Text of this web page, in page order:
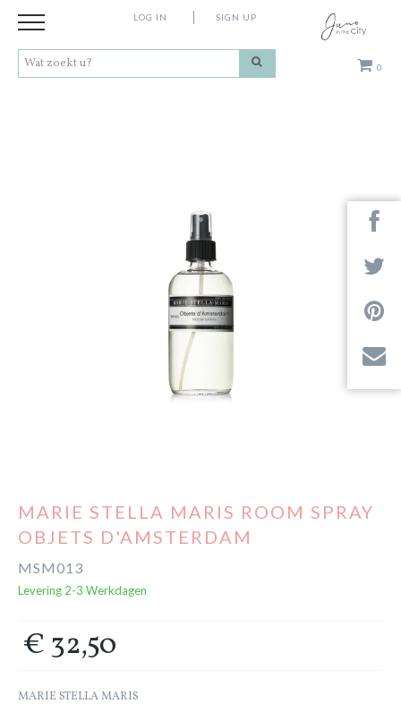
0
LOG IN SIGN UP
MARIE STELLA MARIS ROOM SPRAY
OBJETS D'AMSTERDAM
MSM013
Levering 2-3 Werkdagen
€ 32,50
MARIE STELLA MARIS